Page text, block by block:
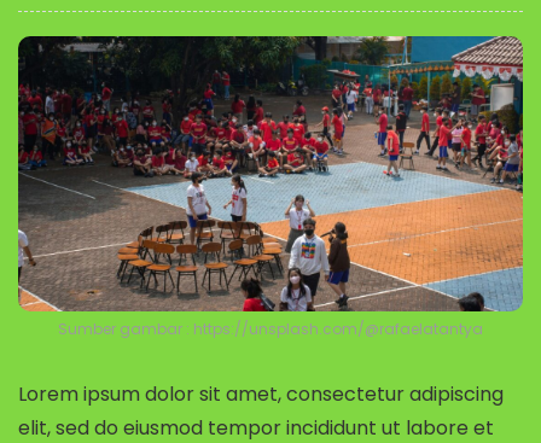
Sumber gambar : https://unsplash.com/@rafaelatantya
Lorem ipsum dolor sit amet, consectetur adipiscing
elit, sed do eiusmod tempor incididunt ut labore et